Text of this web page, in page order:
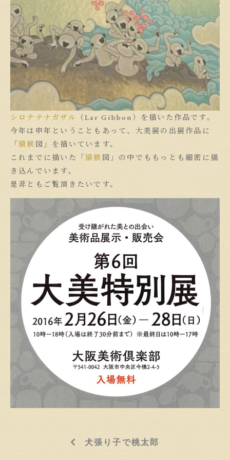
シロテテナガザル
（Lar Gibbon）を描いた作品です。
今年は申年ということもあって、大美展の出展作品に
「猿猴 図」を描いています。
これまでに描いた「猿猴 図」の中でももっとも細密に描
き込んでいます。
是非ともご覧頂きたいです。
犬張り子で桃太郎